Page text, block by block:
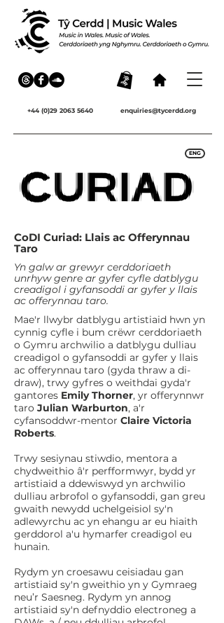
+44 (0)29 2063 5640 enquiries@tycerdd.org
ENG
CoDI Curiad: Llais ac Offerynnau
Taro
Yn galw ar grewyr cerddoriaeth
unrhyw genre ar gyfer cyfle datblygu
creadigol i gyfansoddi ar gyfer y llais
ac offerynnau taro.
​Mae'r llwybr datblygu artistiaid hwn yn
cynnig cyfle i bum crëwr cerddoriaeth
o Gymru archwilio a datblygu dulliau
creadigol o gyfansoddi ar gyfer y llais
ac offerynnau taro (gyda thraw a di-
draw), trwy gyfres o weithdai gyda'r
gantores Emily Thorner, yr offerynnwr
taro Julian Warburton, a'r
cyfansoddwr-mentor Claire Victoria
Roberts.
Trwy sesiynau stiwdio, mentora a
chydweithio â'r perfformwyr, bydd yr
artistiaid a ddewiswyd yn archwilio
dulliau arbrofol o gyfansoddi, gan greu
gwaith newydd uchelgeisiol sy'n
adlewyrchu ac yn ehangu ar eu hiaith
gerddorol a'u hymarfer creadigol eu
hunain.
Rydym yn croesawu ceisiadau gan
artistiaid sy'n gweithio yn y Gymraeg
neu’r Saesneg. Rydym yn annog
artistiaid sy'n defnyddio electroneg a